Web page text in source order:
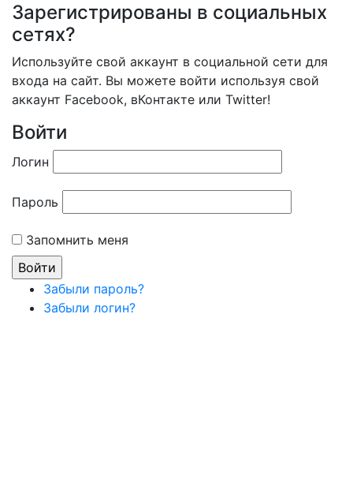
Зарегистрированы в социальных
сетях?
Используйте свой аккаунт в социальной сети для
входа на сайт. Вы можете войти используя свой
аккаунт Facebook, вКонтакте или Twitter!
Войти
Логин
Пароль
Запомнить меня
Забыли пароль?
Забыли логин?